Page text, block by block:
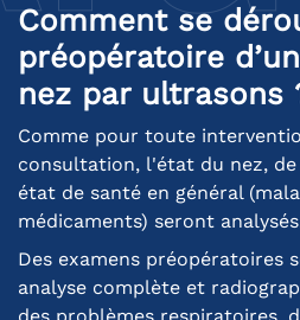
Comment se
préopératoire
nez par ultrasons
Comme pour toute
consultation, l'état du nez,
état de santé en général
médicaments) seront
Des examens préopératoires
analyse complète et